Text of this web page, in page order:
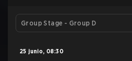
Group Stage - Group D
25 junio, 08:30